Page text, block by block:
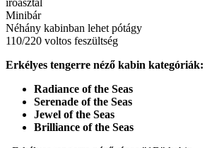
íróasztal
Minibár
Néhány kabinban lehet pótágy
110/220 voltos feszültség
Erkélyes tengerre néző kabin kategóriák:
Radiance of the Seas
Serenade of the Seas
Jewel of the Seas
Brilliance of the Seas